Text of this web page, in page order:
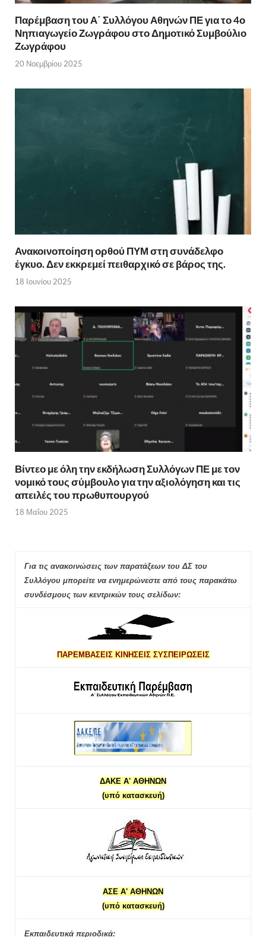
Παρέμβαση του Α΄ Συλλόγου Αθηνών ΠΕ για το 4ο
Νηπιαγωγείο Ζωγράφου στο Δημοτικό Συμβούλιο
Ζωγράφου
20 Νοεμβρίου 2025
Ανακοινοποίηση ορθού ΠΥΜ στη συνάδελφο
έγκυο. Δεν εκκρεμεί πειθαρχικό σε βάρος της.
18 Ιουνίου 2025
Βίντεο με όλη την εκδήλωση Συλλόγων ΠΕ με τον
νομικό τους σύμβουλο για την αξιολόγηση και τις
απειλές του πρωθυπουργού
18 Μαΐου 2025
Για τις ανακοινώσεις των παρατάξεων του ΔΣ του
Συλλόγου μπορείτε να ενημερώνεστε από τους παρακάτω
συνδέσμους των κεντρικών τους σελίδων:
ΠΑΡΕΜΒΑΣΕΙΣ ΚΙΝΗΣΕΙΣ ΣΥΣΠΕΙΡΩΣΕΙΣ
ΔΑΚΕ Α' ΑΘΗΝΩΝ
(υπό κατασκευή)
ΑΣΕ Α' ΑΘΗΝΩΝ
(υπό κατασκευή)
Εκπαιδευτικά περιοδικά: